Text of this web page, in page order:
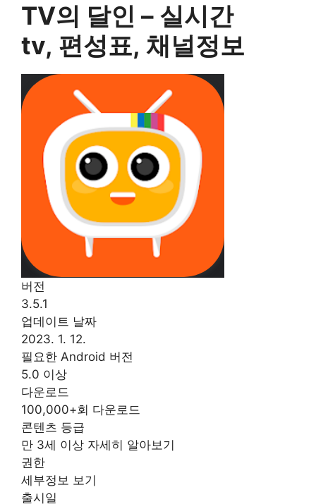
TV의 달인 – 실시간
tv, 편성표, 채널정보
버전
3.5.1
업데이트 날짜
2023. 1. 12.
필요한 Android 버전
5.0 이상
다운로드
100,000+회 다운로드
콘텐츠 등급
만 3세 이상 자세히 알아보기
권한
세부정보 보기
출시일